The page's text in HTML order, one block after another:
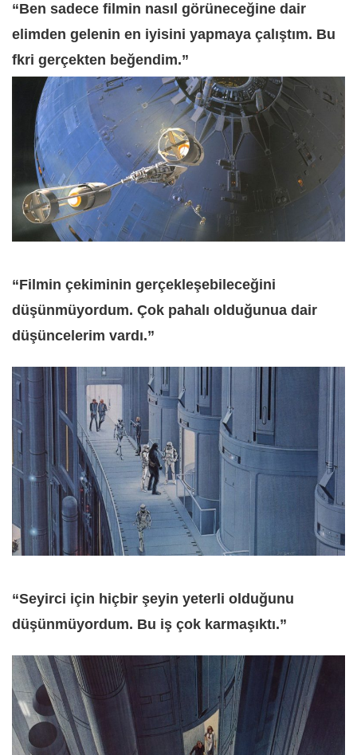
“Ben sadece filmin nasıl görüneceğine dair
elimden gelenin en iyisini yapmaya çalıştım. Bu
fkri gerçekten beğendim.”
“Filmin çekiminin gerçekleşebileceğini
düşünmüyordum. Çok pahalı olduğunua dair
düşüncelerim vardı.”
“Seyirci için hiçbir şeyin yeterli olduğunu
düşünmüyordum. Bu iş çok karmaşıktı.”